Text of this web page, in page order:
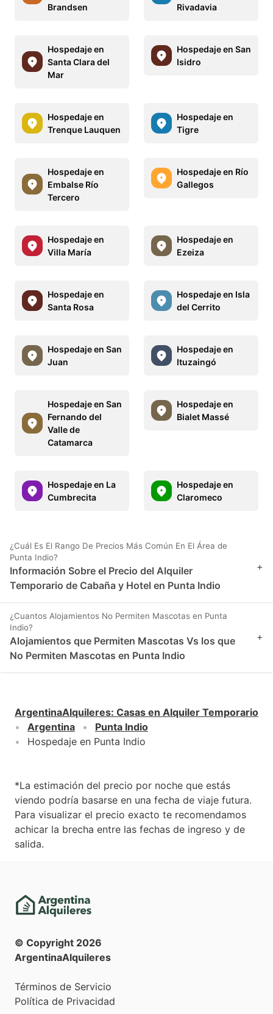
Brandsen
Rivadavia
Hospedaje en
Santa Clara del
Mar
Hospedaje en San
Isidro
Hospedaje en
Trenque Lauquen
Hospedaje en
Tigre
Hospedaje en
Embalse Río
Tercero
Hospedaje en Río
Gallegos
Hospedaje en
Villa María
Hospedaje en
Ezeiza
Hospedaje en
Santa Rosa
Hospedaje en Isla
del Cerrito
Hospedaje en San
Juan
Hospedaje en
Ituzaingó
Hospedaje en San
Fernando del
Valle de
Catamarca
Hospedaje en
Bialet Massé
Hospedaje en La
Cumbrecita
Hospedaje en
Claromeco
¿Cuál Es El Rango De Precios Más Común En El Área de
Punta Indio?
Información Sobre el Precio del Alquiler
Temporario de Cabaña y Hotel en Punta Indio
+
¿Cuantos Alojamientos No Permiten Mascotas en Punta
Indio?
Alojamientos que Permiten Mascotas Vs los que
No Permiten Mascotas en Punta Indio
+
ArgentinaAlquileres: Casas en Alquiler Temporario
Argentina
Punta Indio
Hospedaje en Punta Indio
*La estimación del precio por noche que estás
viendo podría basarse en una fecha de viaje futura.
Para visualizar el precio exacto te recomendamos
achicar la brecha entre las fechas de ingreso y de
salida.
© Copyright 2026
ArgentinaAlquileres
Términos de Servicio
Política de Privacidad